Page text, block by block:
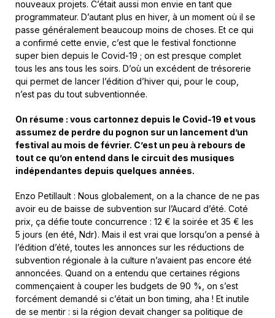
nouveaux projets. C’était aussi mon envie en tant que
programmateur. D’autant plus en hiver, à un moment où il se
passe généralement beaucoup moins de choses. Et ce qui
a confirmé cette envie, c’est que le festival fonctionne
super bien depuis le Covid-19 ; on est presque complet
tous les ans tous les soirs. D’où un excédent de trésorerie
qui permet de lancer l’édition d’hiver qui, pour le coup,
n’est pas du tout subventionnée.
On résume : vous cartonnez depuis le Covid-19 et vous
assumez de perdre du pognon sur un lancement d’un
festival au mois de février. C’est un peu à rebours de
tout ce qu’on entend dans le circuit des musiques
indépendantes depuis quelques années.
Enzo Petillault : Nous globalement, on a la chance de ne pas
avoir eu de baisse de subvention sur l’Aucard d’été. Coté
prix, ça défie toute concurrence : 12 € la soirée et 35 € les
5 jours (en été, Ndr). Mais il est vrai que lorsqu’on a pensé à
l’édition d’été, toutes les annonces sur les réductions de
subvention régionale à la culture n’avaient pas encore été
annoncées. Quand on a entendu que certaines régions
commençaient à couper les budgets de 90 %, on s’est
forcément demandé si c’était un bon timing, aha ! Et inutile
de se mentir : si la région devait changer sa politique de